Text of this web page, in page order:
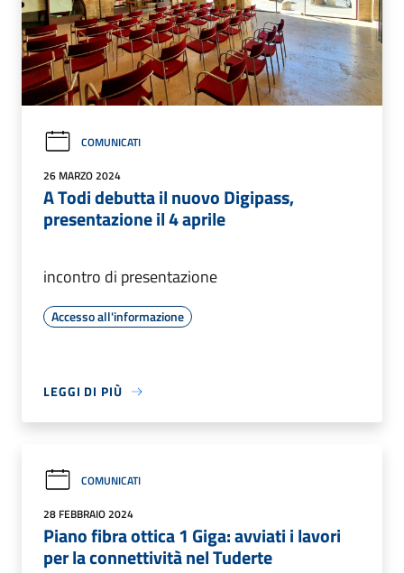
COMUNICATI
26 MARZO 2024
A Todi debutta il nuovo Digipass,
presentazione il 4 aprile
incontro di presentazione
Accesso all'informazione
LEGGI DI PIÙ
COMUNICATI
28 FEBBRAIO 2024
Piano fibra ottica 1 Giga: avviati i lavori
per la connettività nel Tuderte